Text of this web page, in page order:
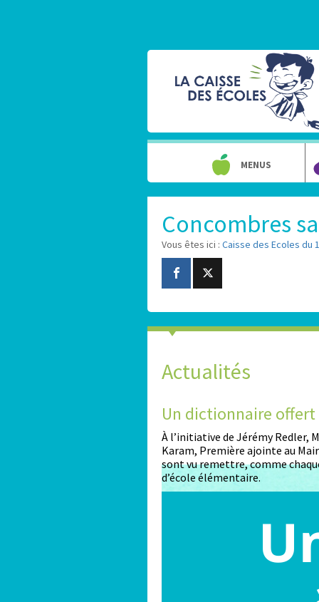
MENUS
Concombres
Vous êtes ici : Caisse des Ecoles du
Actualités
Un dictionnaire offert
À l’initiative de Jérémy Redler,
Karam, Première ajointe au
sont vu remettre, comme
d’école élémentaire.